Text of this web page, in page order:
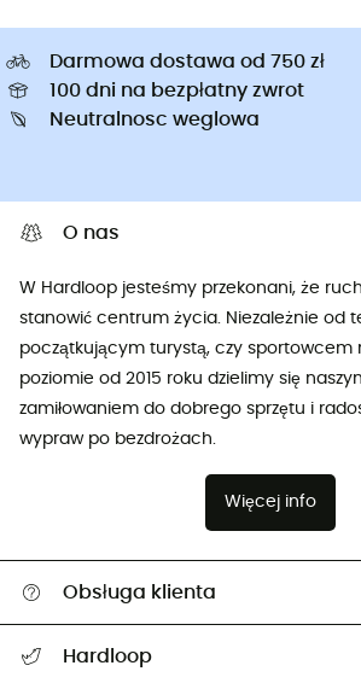
Darmowa dostawa od 750 zł
100 dni na bezpłatny zwrot
Neutralnosc weglowa
O nas
W Hardloop jesteśmy przekonani, że
stanowić centrum życia. Niezależnie od
początkującym turystą, czy sportowcem
poziomie od 2015 roku dzielimy się
zamiłowaniem do dobrego sprzętu i
wypraw po bezdrożach.
Więcej info
Obsługa klienta
Śledzenie przesyłki
Hardloop